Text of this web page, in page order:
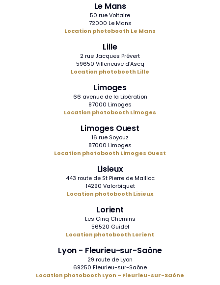
Le Mans
50 rue Voltaire
72000 Le Mans
Location photobooth Le Mans
Lille
2 rue Jacques Prévert
59650 Villeneuve d'Ascq
Location photobooth Lille
Limoges
66 avenue de la Libération
87000 Limoges
Location photobooth Limoges
Limoges Ouest
16 rue Soyouz
87000 Limoges
Location photobooth Limoges Ouest
Lisieux
443 route de St Pierre de Mailloc
14290 Valorbiquet
Location photobooth Lisieux
Lorient
Les Cinq Chemins
56520 Guidel
Location photobooth Lorient
Lyon - Fleurieu-sur-Saône
29 route de Lyon
69250 Fleurieu-sur-Saône
Location photobooth Lyon – Fleurieu-sur-Saône